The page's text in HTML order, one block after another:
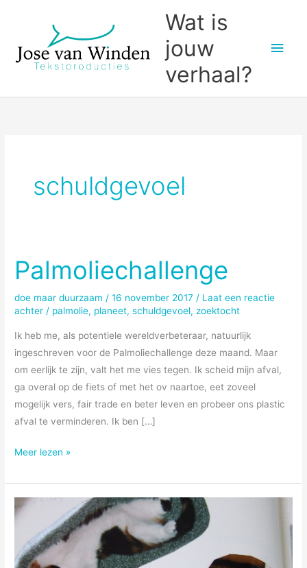
inhoud
Wat is
jouw
verhaal?
schuldgevoel
Palmoliechallenge
doe maar duurzaam /16 november 2017 / Laat een reactie
achter / palmolie, planeet,schuldgevoel, zoektocht
Ik heb me, als potentiele wereldverbeteraar, natuurlijk
ingeschreven voor de Palmoliechallenge deze maand. Maar
om eerlijk te zijn, valt het me vies tegen. Ik scheid mijn afval,
ga overal op de fiets of met het ov naartoe, eet zoveel
mogelijk vers, fair trade en beter leven en probeer ons plastic
afval te verminderen. Ik ben […]
Palmoliechallenge
Meer lezen »